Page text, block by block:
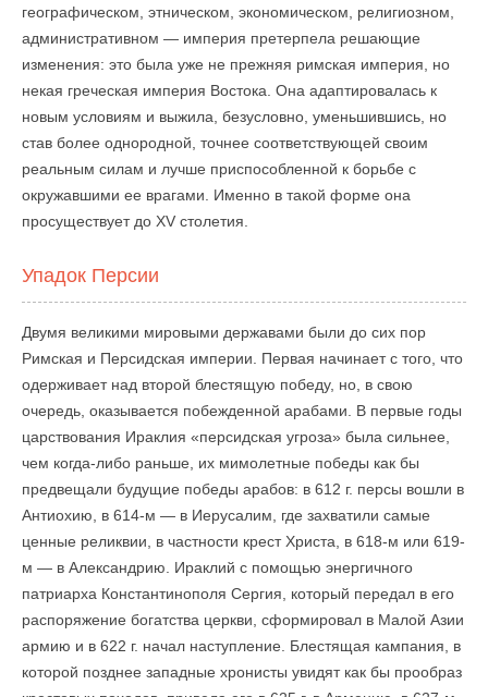
географическом, этническом, экономическом, религиозном,
административном — империя претерпела решающие
изменения: это была уже не прежняя римская империя, но
некая греческая империя Востока. Она адаптировалась к
новым условиям и выжила, безусловно, уменьшившись, но
став более однородной, точнее соответствующей своим
реальным силам и лучше приспособленной к борьбе с
окружавшими ее врагами. Именно в такой форме она
просуществует до XV столетия.
Упадок Персии
Двумя великими мировыми державами были до сих пор
Римская и Персидская империи. Первая начинает с того, что
одерживает над второй блестящую победу, но, в свою
очередь, оказывается побежденной арабами. В первые годы
царствования Ираклия «персидская угроза» была сильнее,
чем когда-либо раньше, их мимолетные победы как бы
предвещали будущие победы арабов: в 612 г. персы вошли в
Антиохию, в 614-м — в Иерусалим, где захватили самые
ценные реликвии, в частности крест Христа, в 618-м или 619-
м — в Александрию. Ираклий с помощью энергичного
патриарха Константинополя Сергия, который передал в его
распоряжение богатства церкви, сформировал в Малой Азии
армию и в 622 г. начал наступление. Блестящая кампания, в
которой позднее западные хронисты увидят как бы прообраз